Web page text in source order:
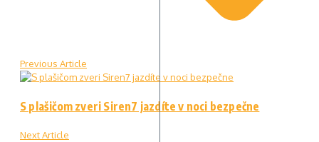
Previous Article
S plašičom zveri Siren7 jazdíte v noci bezpečne
Next Article